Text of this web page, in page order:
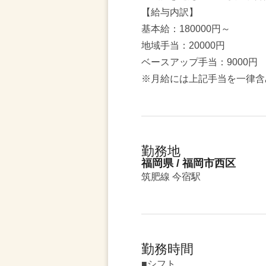
【給与内訳】
基本給：180000円～
地域手当：20000円
ベースアップ手当：9000円
※月給には上記手当を一律
勤務地
福岡県 / 福岡市西区
筑肥線 今宿駅
勤務時間
■シフト